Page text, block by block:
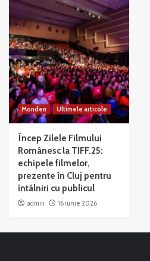
Monden Ultimele articole
Încep Zilele Filmului
Românesc la TIFF.25:
echipele filmelor,
prezente în Cluj pentru
întâlniri cu publicul
admin 16 iunie 2026